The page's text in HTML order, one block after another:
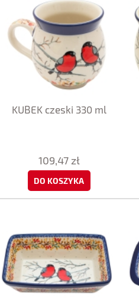
KUBEK czeski 330 ml
109,47 zł
DO KOSZYKA